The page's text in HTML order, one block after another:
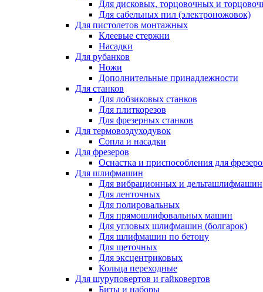
Для дисковых, торцовочных и
Для сабельных пил (электроножовок)
Для пистолетов монтажных
Клеевые стержни
Насадки
Для рубанков
Ножи
Дополнительные принадлежности
Для станков
Для лобзиковых станков
Для плиткорезов
Для фрезерных станков
Для термовоздуходувок
Сопла и насадки
Для фрезеров
Оснастка и приспособления для
Для шлифмашин
Для вибрационных и дельташлифмашин
Для ленточных
Для полировальных
Для прямошлифовальных машин
Для угловых шлифмашин (болгарок)
Для шлифмашин по бетону
Для щеточных
Для эксцентриковых
Кольца переходные
Для шуруповертов и гайковертов
Биты и наборы